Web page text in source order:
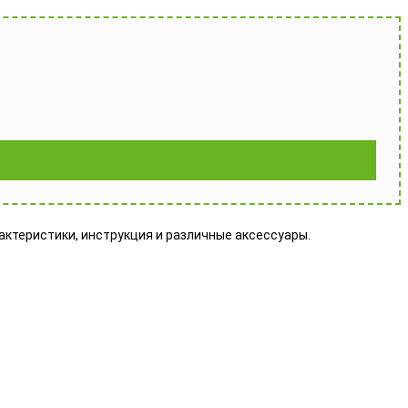
инструкция и различные аксессуары.